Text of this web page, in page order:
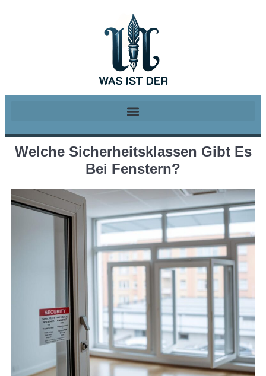
Welche Sicherheitsklassen Gibt Es
Bei Fenstern?